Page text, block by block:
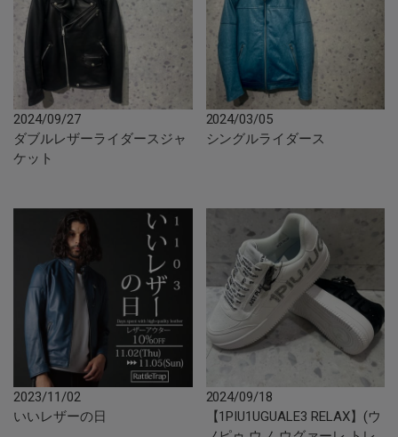
2024/09/27
ダブルレザーライダースジャ
ケット
2024/03/05
シングルライダース
2023/11/02
いいレザーの日
2024/09/18
【1PIU1UGUALE3 RELAX】(ウ